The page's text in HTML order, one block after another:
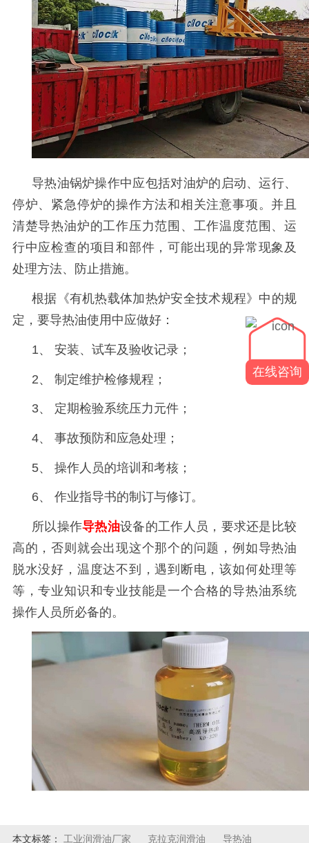
导热油锅炉操作中应包括对油炉的启动、运行、
停炉、紧急停炉的操作方法和相关注意事项。并且
清楚导热油炉的工作压力范围、工作温度范围、运
行中应检查的项目和部件，可能出现的异常现象及
处理方法、防止措施。
根据《有机热载体加热炉安全技术规程》中的规
定，要导热油使用中应做好：
1、 安装、试车及验收记录；
2、 制定维护检修规程；
3、 定期检验系统压力元件；
4、 事故预防和应急处理；
5、 操作人员的培训和考核；
6、 作业指导书的制订与修订。
所以操作导热油设备的工作人员，要求还是比较
高的，否则就会出现这个那个的问题，例如导热油
脱水没好，温度达不到，遇到断电，该如何处理等
等，专业知识和专业技能是一个合格的导热油系统
操作人员所必备的。
本文标签： 工业润滑油厂家 克拉克润滑油 导热油
在线咨询